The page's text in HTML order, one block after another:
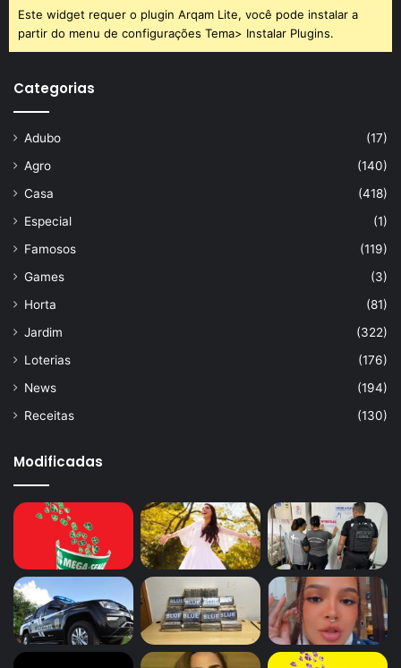
Este widget requer o plugin Arqam Lite, você pode instalar a
partir do menu de configurações Tema> Instalar Plugins.
Categorias
Adubo
(17)
Agro
(140)
Casa
(418)
Especial
(1)
Famosos
(119)
Games
(3)
Horta
(81)
Jardim
(322)
Loterias
(176)
News
(194)
Receitas
(130)
Modificadas